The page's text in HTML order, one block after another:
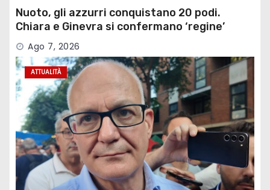
Nuoto, gli azzurri conquistano 20 podi.
Chiara e Ginevra si confermano ‘regine’
Ago 7, 2026
ATTUALITÀ